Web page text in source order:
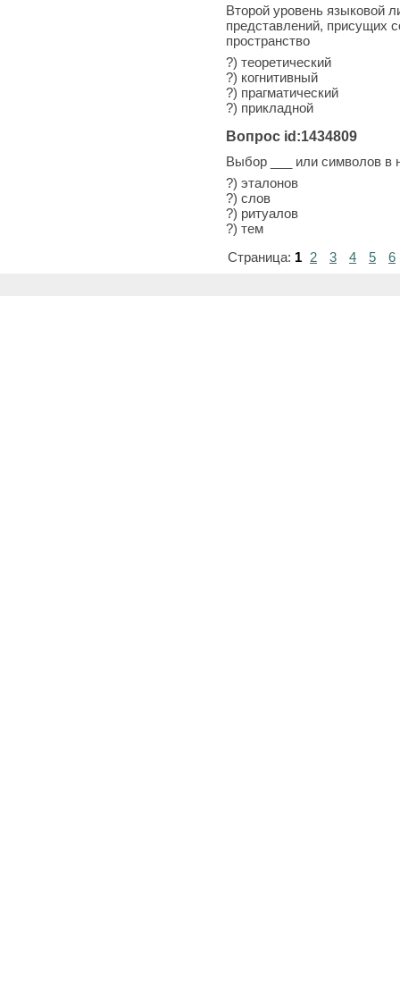
Второй уровень языковой
представлений, присущих
пространство
?) теоретический
?) когнитивный
?) прагматический
?) прикладной
Вопрос id:1434809
Выбор ___ или символов в
?) эталонов
?) слов
?) ритуалов
?) тем
Страница: 1 2 3 4 5 6